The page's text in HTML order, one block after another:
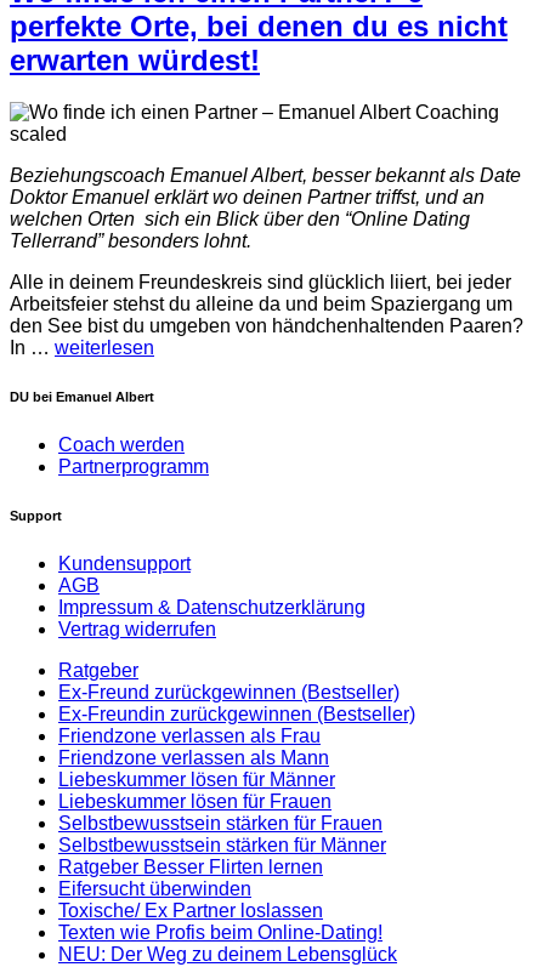
perfekte Orte, bei denen du es nicht
erwarten würdest!
Beziehungscoach Emanuel Albert, besser bekannt als Date
Doktor Emanuel erklärt wo deinen Partner triffst, und an
welchen Orten sich ein Blick über den “Online Dating
Tellerrand” besonders lohnt.
Alle in deinem Freundeskreis sind glücklich liiert, bei jeder
Arbeitsfeier stehst du alleine da und beim Spaziergang um
den See bist du umgeben von händchenhaltenden Paaren?
In … weiterlesen
DU bei Emanuel Albert
Coach werden
Partnerprogramm
Support
Kundensupport
AGB
Impressum & Datenschutzerklärung
Vertrag widerrufen
Ratgeber
Ex-Freund zurückgewinnen (Bestseller)
Ex-Freundin zurückgewinnen (Bestseller)
Friendzone verlassen als Frau
Friendzone verlassen als Mann
Liebeskummer lösen für Männer
Liebeskummer lösen für Frauen
Selbstbewusstsein stärken für Frauen
Selbstbewusstsein stärken für Männer
Ratgeber Besser Flirten lernen
Eifersucht überwinden
Toxische/ Ex Partner loslassen
Texten wie Profis beim Online-Dating!
NEU: Der Weg zu deinem Lebensglück